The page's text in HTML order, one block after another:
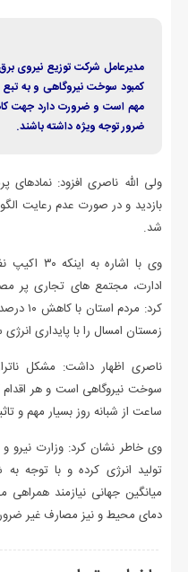
مدیرعامل شرکت توزیع نیروی
کمبود سوخت نیروگاهی و به تبع
مهم است و ضرورت دارد جهت
ضرور توجه ویژه داشته باشند.
ولی الله ناصری افزود:
بازدید و در صورت عدم رعایت
شد.
وی با
ادارت، مجتمع های تجاری پر
کرد:
زمستان امسال را با پایداری
ناصری اظهار داشت: مشکل
سوخت نیروگاهی است و هر
ساعت از شبانه روز بسیار مهم و
وی خاطر نشان کرد: وزارت نیرو
تولید انرژی کرده و با توجه
میانگین جهانی نیازمند
دمای محیط و نیز مصارف غیر